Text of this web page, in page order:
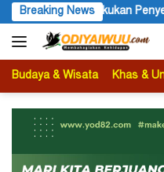
Langsung
ke
konten
Breaking News
Penyelidikan Pasca
Budaya & Wisata Khas &